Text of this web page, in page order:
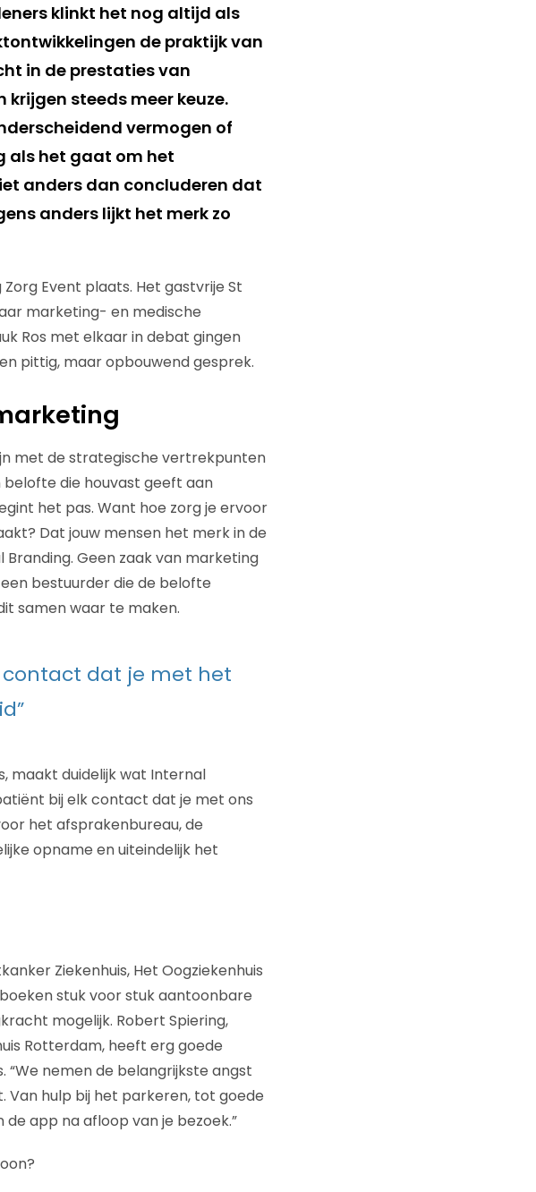
klinkt het nog altijd als
de praktijk van
in de prestaties van
steeds meer keuze.
vermogen of
als het gaat om het
anders dan concluderen dat
anders lijkt het merk zo
Event plaats. Het gastvrije St
marketing- en medische
Ros met elkaar in debat gingen
pittig, maar opbouwend gesprek.
met de strategische vertrekpunten
die houvast geeft aan
het pas. Want hoe zorg je ervoor
Dat jouw mensen het merk in de
Geen zaak van marketing
bestuurder die de belofte
samen waar te maken.
contact dat je met het
maakt duidelijk wat Internal
bij elk contact dat je met ons
het afsprakenbureau, de
opname en uiteindelijk het
Ziekenhuis, Het Oogziekenhuis
stuk voor stuk aantoonbare
mogelijk. Robert Spiering,
Rotterdam, heeft erg goede
nemen de belangrijkste angst
Van hulp bij het parkeren, tot goede
app na afloop van je bezoek.”